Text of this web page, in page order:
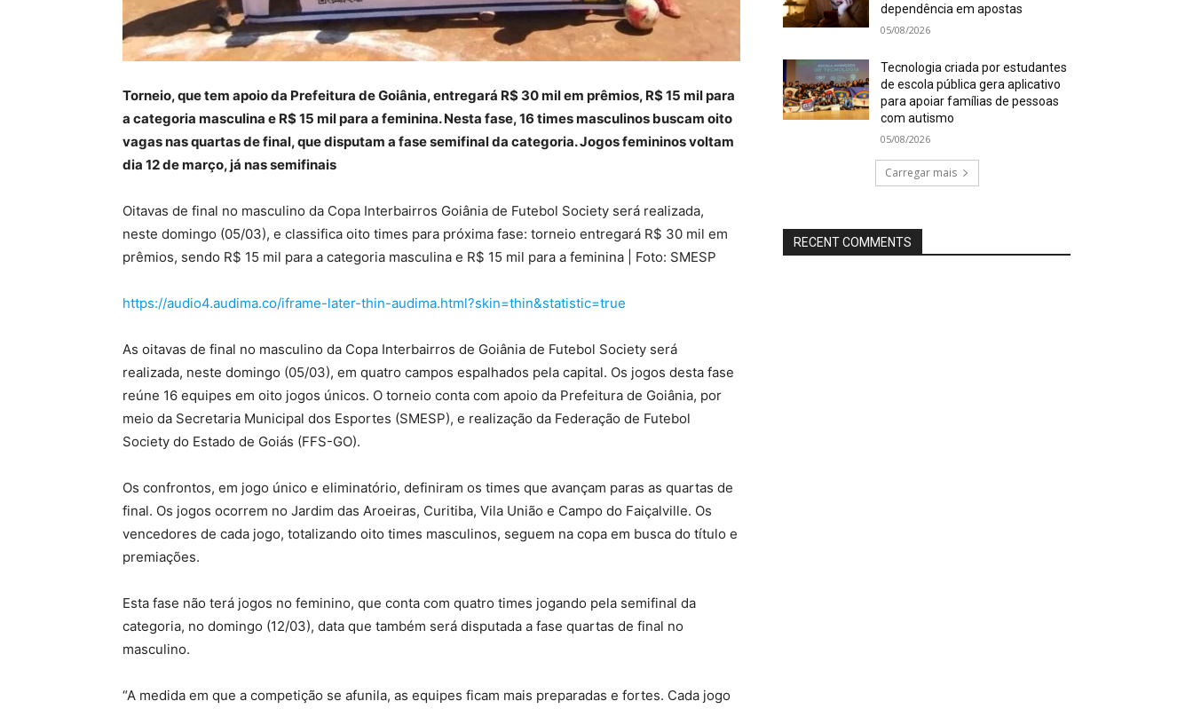
Torneio, que tem apoio da Prefeitura de Goiânia, entregará R$ 30 mil em prêmios, R$ 15 mil para
a categoria masculina e R$ 15 mil para a feminina. Nesta fase, 16 times masculinos buscam oito
vagas nas quartas de final, que disputam a fase semifinal da categoria. Jogos femininos voltam
dia 12 de março, já nas semifinais
Oitavas de final no masculino da Copa Interbairros Goiânia de Futebol Society será realizada,
neste domingo (05/03), e classifica oito times para próxima fase: torneio entregará R$ 30 mil em
prêmios, sendo R$ 15 mil para a categoria masculina e R$ 15 mil para a feminina | Foto: SMESP
https://audio4.audima.co/iframe-later-thin-audima.html?skin=thin&statistic=true
As oitavas de final no masculino da Copa Interbairros de Goiânia de Futebol Society será
realizada, neste domingo (05/03), em quatro campos espalhados pela capital. Os jogos desta fase
reúne 16 equipes em oito jogos únicos. O torneio conta com apoio da Prefeitura de Goiânia, por
meio da Secretaria Municipal dos Esportes (SMESP), e realização da Federação de Futebol
Society do Estado de Goiás (FFS-GO).
Os confrontos, em jogo único e eliminatório, definiram os times que avançam paras as quartas de
final. Os jogos ocorrem no Jardim das Aroeiras, Curitiba, Vila União e Campo do Faiçalville. Os
vencedores de cada jogo, totalizando oito times masculinos, seguem na copa em busca do título e
premiações.
Esta fase não terá jogos no feminino, que conta com quatro times jogando pela semifinal da
categoria, no domingo (12/03), data que também será disputada a fase quartas de final no
masculino.
“A medida em que a competição se afunila, as equipes ficam mais preparadas e fortes. Cada jogo
dependência em apostas
05/08/2026
Tecnologia criada por estudantes
de escola pública gera aplicativo
para apoiar famílias de pessoas
com autismo
05/08/2026
Carregar mais
RECENT COMMENTS